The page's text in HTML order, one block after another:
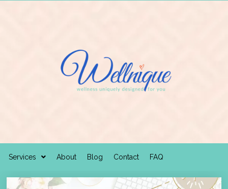
Services About Blog Contact FAQ